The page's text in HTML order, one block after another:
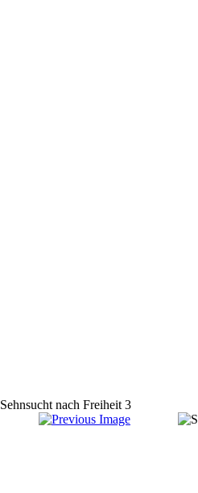
Sehnsucht nach Freiheit 3